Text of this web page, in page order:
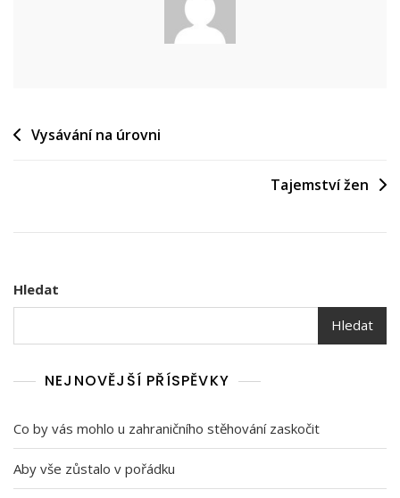
Navigace
Vysávání na úrovni
Tajemství žen
Hledat
Hledat
NEJNOVĚJŠÍ PŘÍSPĚVKY
Co by vás mohlo u zahraničního stěhování zaskočit
Aby vše zůstalo v pořádku